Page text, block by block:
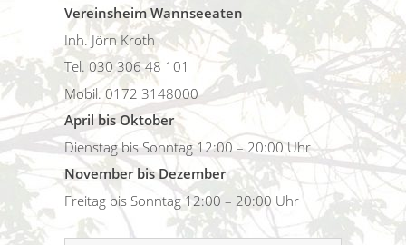
Vereinsheim Wannseeaten
Inh. Jörn Kroth
Tel. 030 306 48 101
Mobil. 0172 3148000
April bis Oktober
Dienstag bis Sonntag 12:00 – 20:00 Uhr
November bis Dezember
Freitag bis Sonntag 12:00 – 20:00 Uhr